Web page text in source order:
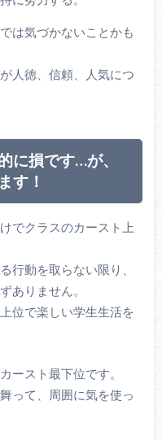
は気づかないことかも
人徳、信頼、人気につ
に損です…が、
す！
でクラスのカースト上
行動を取らない限り、
ありません。
位で楽しい学生生活を
ースト最下位です。
って、周囲に気を使っ